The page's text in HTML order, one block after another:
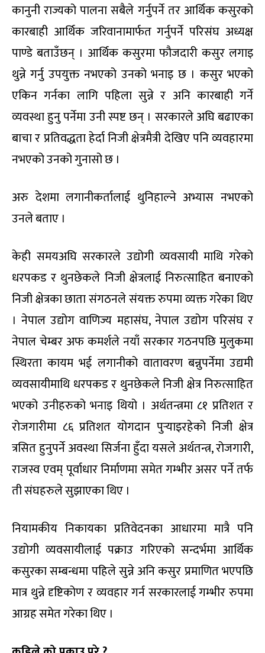
कानुनी राज्यको पालना सबैले गर्नुपर्ने तर आर्थिक कसुरको
कारबाही आर्थिक जरिवानामार्फत गर्नुपर्ने परिसंघ अध्यक्ष
पाण्डे बताउँछन् । आर्थिक कसुरमा फौजदारी कसुर लगाइ
थुन्ने गर्नु उपयुक्त नभएको उनको भनाइ छ । कसुर भएको
एकिन गर्नका लागि पहिला सुन्ने र अनि कारबाही गर्ने
व्यवस्था हुनु पर्नेमा उनी स्पष्ट छन् । सरकारले अघि बढाएका
बाचा र प्रतिवद्धता हेर्दा निजी क्षेत्रमैत्री देखिए पनि व्यवहारमा
नभएको उनको गुनासो छ ।
अरु देशमा लगानीकर्तालाई थुनिहाल्ने अभ्यास नभएको
उनले बताए ।
केही समयअघि सरकारले उद्योगी व्यवसायी माथि गरेको
धरपकड र थुनछेकले निजी क्षेत्रलाई निरुत्साहित बनाएको
निजी क्षेत्रका छाता संगठनले संयक्त रुपमा व्यक्त गरेका थिए
। नेपाल उद्योग वाणिज्य महासंघ, नेपाल उद्योग परिसंघ र
नेपाल चेम्बर अफ कमर्शले नयाँ सरकार गठनपछि मुलुकमा
स्थिरता कायम भई लगानीको वातावरण बन्नुपर्नेमा उद्यमी
व्यवसायीमाथि धरपकड र थुनछेकले निजी क्षेत्र निरुत्साहित
भएको उनीहरुको भनाइ थियो । अर्थतन्त्रमा ८१ प्रतिशत र
रोजगारीमा ८६ प्रतिशत योगदान पुर्‍याइरहेको निजी क्षेत्र
त्रसित हुनुपर्ने अवस्था सिर्जना हुँदा यसले अर्थतन्त्र, रोजगारी,
राजस्व एवम् पूर्वाधार निर्माणमा समेत गम्भीर असर पर्ने तर्फ
ती संघहरुले सुझाएका थिए ।
नियामकीय निकायका प्रतिवेदनका आधारमा मात्रै पनि
उद्योगी व्यवसायीलाई पक्राउ गरिएको सन्दर्भमा आर्थिक
कसुरका सम्बन्धमा पहिले सुन्ने अनि कसुर प्रमाणित भएपछि
मात्र थुन्ने दृष्टिकोण र व्यवहार गर्न सरकारलाई गम्भीर रुपमा
आग्रह समेत गरेका थिए ।